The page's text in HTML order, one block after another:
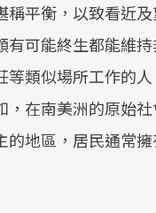
稱平衡，以致看近
有可能終生都能維
等類似場所工作的
，在南美洲的原始
的地區，居民通常